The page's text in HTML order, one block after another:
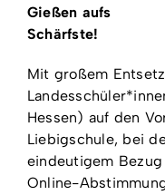
Gießen aufs
Schärfste!
Mit großem
Hessen) auf den
Liebigschule, bei
eindeutigem
Online-